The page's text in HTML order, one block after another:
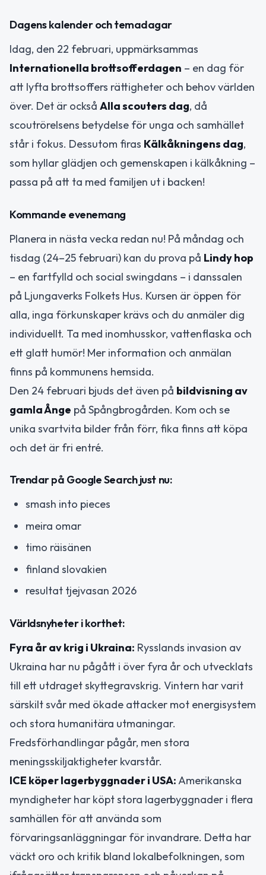
Dagens kalender och temadagar
Idag, den 22 februari, uppmärksammas
Internationella brottsofferdagen – en dag för
att lyfta brottsoffers rättigheter och behov världen
över. Det är också Alla scouters dag, då
scoutrörelsens betydelse för unga och samhället
står i fokus. Dessutom firas Kälkåkningens dag,
som hyllar glädjen och gemenskapen i kälkåkning –
passa på att ta med familjen ut i backen!
Kommande evenemang
Planera in nästa vecka redan nu! På måndag och
tisdag (24–25 februari) kan du prova på Lindy hop
– en fartfylld och social swingdans – i danssalen
på Ljungaverks Folkets Hus. Kursen är öppen för
alla, inga förkunskaper krävs och du anmäler dig
individuellt. Ta med inomhusskor, vattenflaska och
ett glatt humör! Mer information och anmälan
finns på kommunens hemsida.
Den 24 februari bjuds det även på bildvisning av
gamla Ånge på Spångbrogården. Kom och se
unika svartvita bilder från förr, fika finns att köpa
och det är fri entré.
Trendar på Google Search just nu:
smash into pieces
meira omar
timo räisänen
finland slovakien
resultat tjejvasan 2026
Världsnyheter i korthet:
Fyra år av krig i Ukraina: Rysslands invasion av
Ukraina har nu pågått i över fyra år och utvecklats
till ett utdraget skyttegravskrig. Vintern har varit
särskilt svår med ökade attacker mot energisystem
och stora humanitära utmaningar.
Fredsförhandlingar pågår, men stora
meningsskiljaktigheter kvarstår.
ICE köper lagerbyggnader i USA: Amerikanska
myndigheter har köpt stora lagerbyggnader i flera
samhällen för att använda som
förvaringsanläggningar för invandrare. Detta har
väckt oro och kritik bland lokalbefolkningen, som